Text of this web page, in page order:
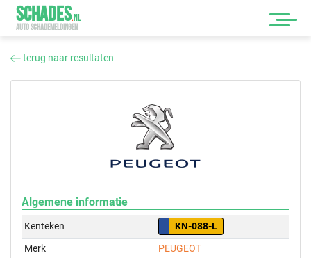
SCHADES.NL
AUTO SCHADEMELDINGEN
terug naar resultaten
Algemene informatie
Kenteken
KN-088-L
Merk
PEUGEOT